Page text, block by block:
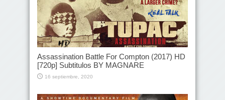
Assassination Battle For Compton (2017) HD
[720p] Subtitulos BY MAGNARE
16 septiembre, 2020